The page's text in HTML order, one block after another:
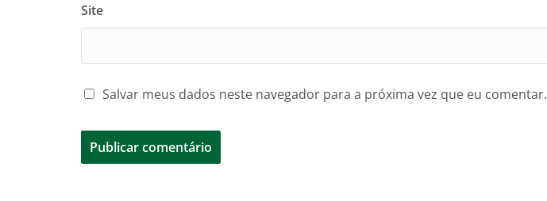
Site
Salvar meus dados neste navegador para a próxima vez que eu comentar.